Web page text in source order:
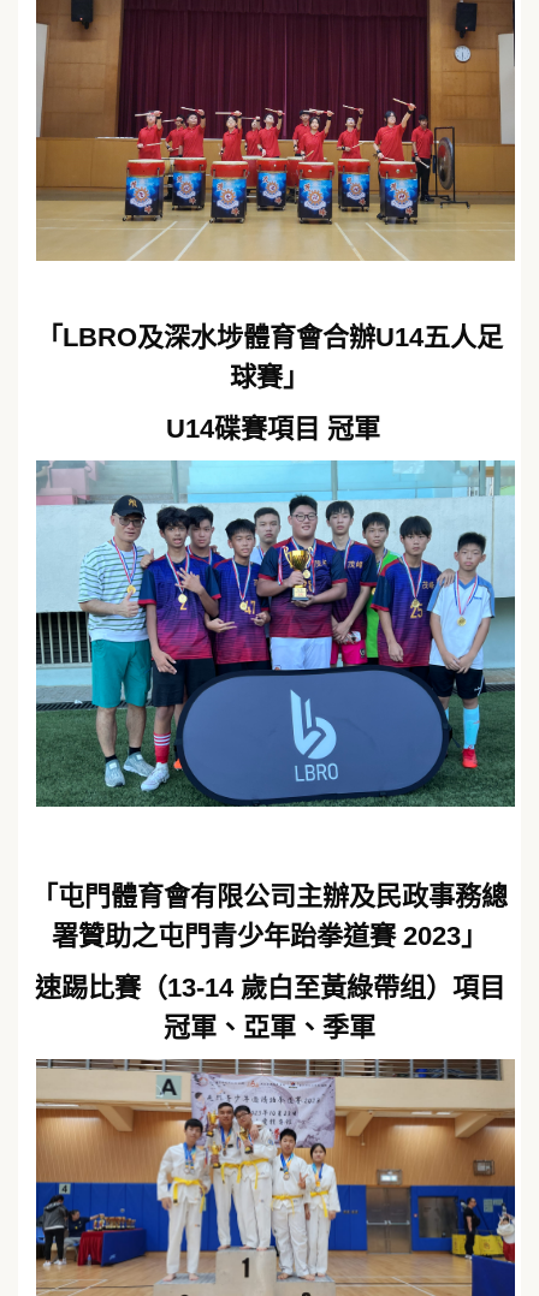
「LBRO及深水埗體育會合辦U14五人足
球賽」
U14碟賽項目 冠軍
「屯門體育會有限公司主辦及民政事務總
署贊助之屯門青少年跆拳道賽 2023」
速踢比賽（13-14 歲白至黃綠帶组）項目
冠軍、亞軍、季軍